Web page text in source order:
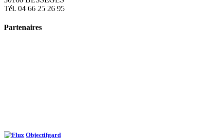
Tél. 04 66 25 26 95
Partenaires
Objectifgard